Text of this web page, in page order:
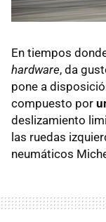
En tiempos
hardware, da
pone a
compuesto por
deslizamiento
las ruedas
neumáticos